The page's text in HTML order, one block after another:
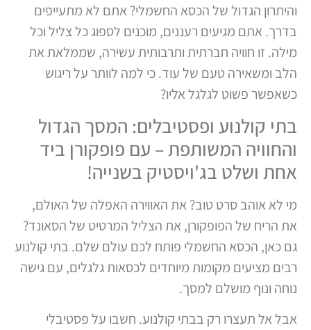
והיתרון הגדול של הכסא החשמלי? אתם לא מתעייפים
בדרך. אתם מגיעים רעננים, מוכנים לספוג כל צליל וכל
מילה. זו חוויה חברתית ותרבותית עשירה, שממלאת את
הלב ומשאירה טעם של עוד. כי למה לוותר על ריגוש
כשאפשר פשוט לגלגל אליו?
בתי קולנוע ופסטיבלים: המסך הגדול
והחוויה המשותפת – עם פופקורן ביד
אחת ושלט בג'ויסטיק בשנייה!
מי לא אוהב סרט טוב? את האווירה האפלה של האולם,
את הריח של הפופקורן, את הצליל המרטיט של הסאונד?
גם כאן, הכסא החשמלי פותח לכם עולם שלם. בתי קולנוע
רבים מציעים מקומות מיוחדים לכסאות גלגלים, עם גישה
נוחה ונוף מושלם למסך.
אבל אל תעצרו רק בבתי קולנוע. חשבו על פסטיבלי